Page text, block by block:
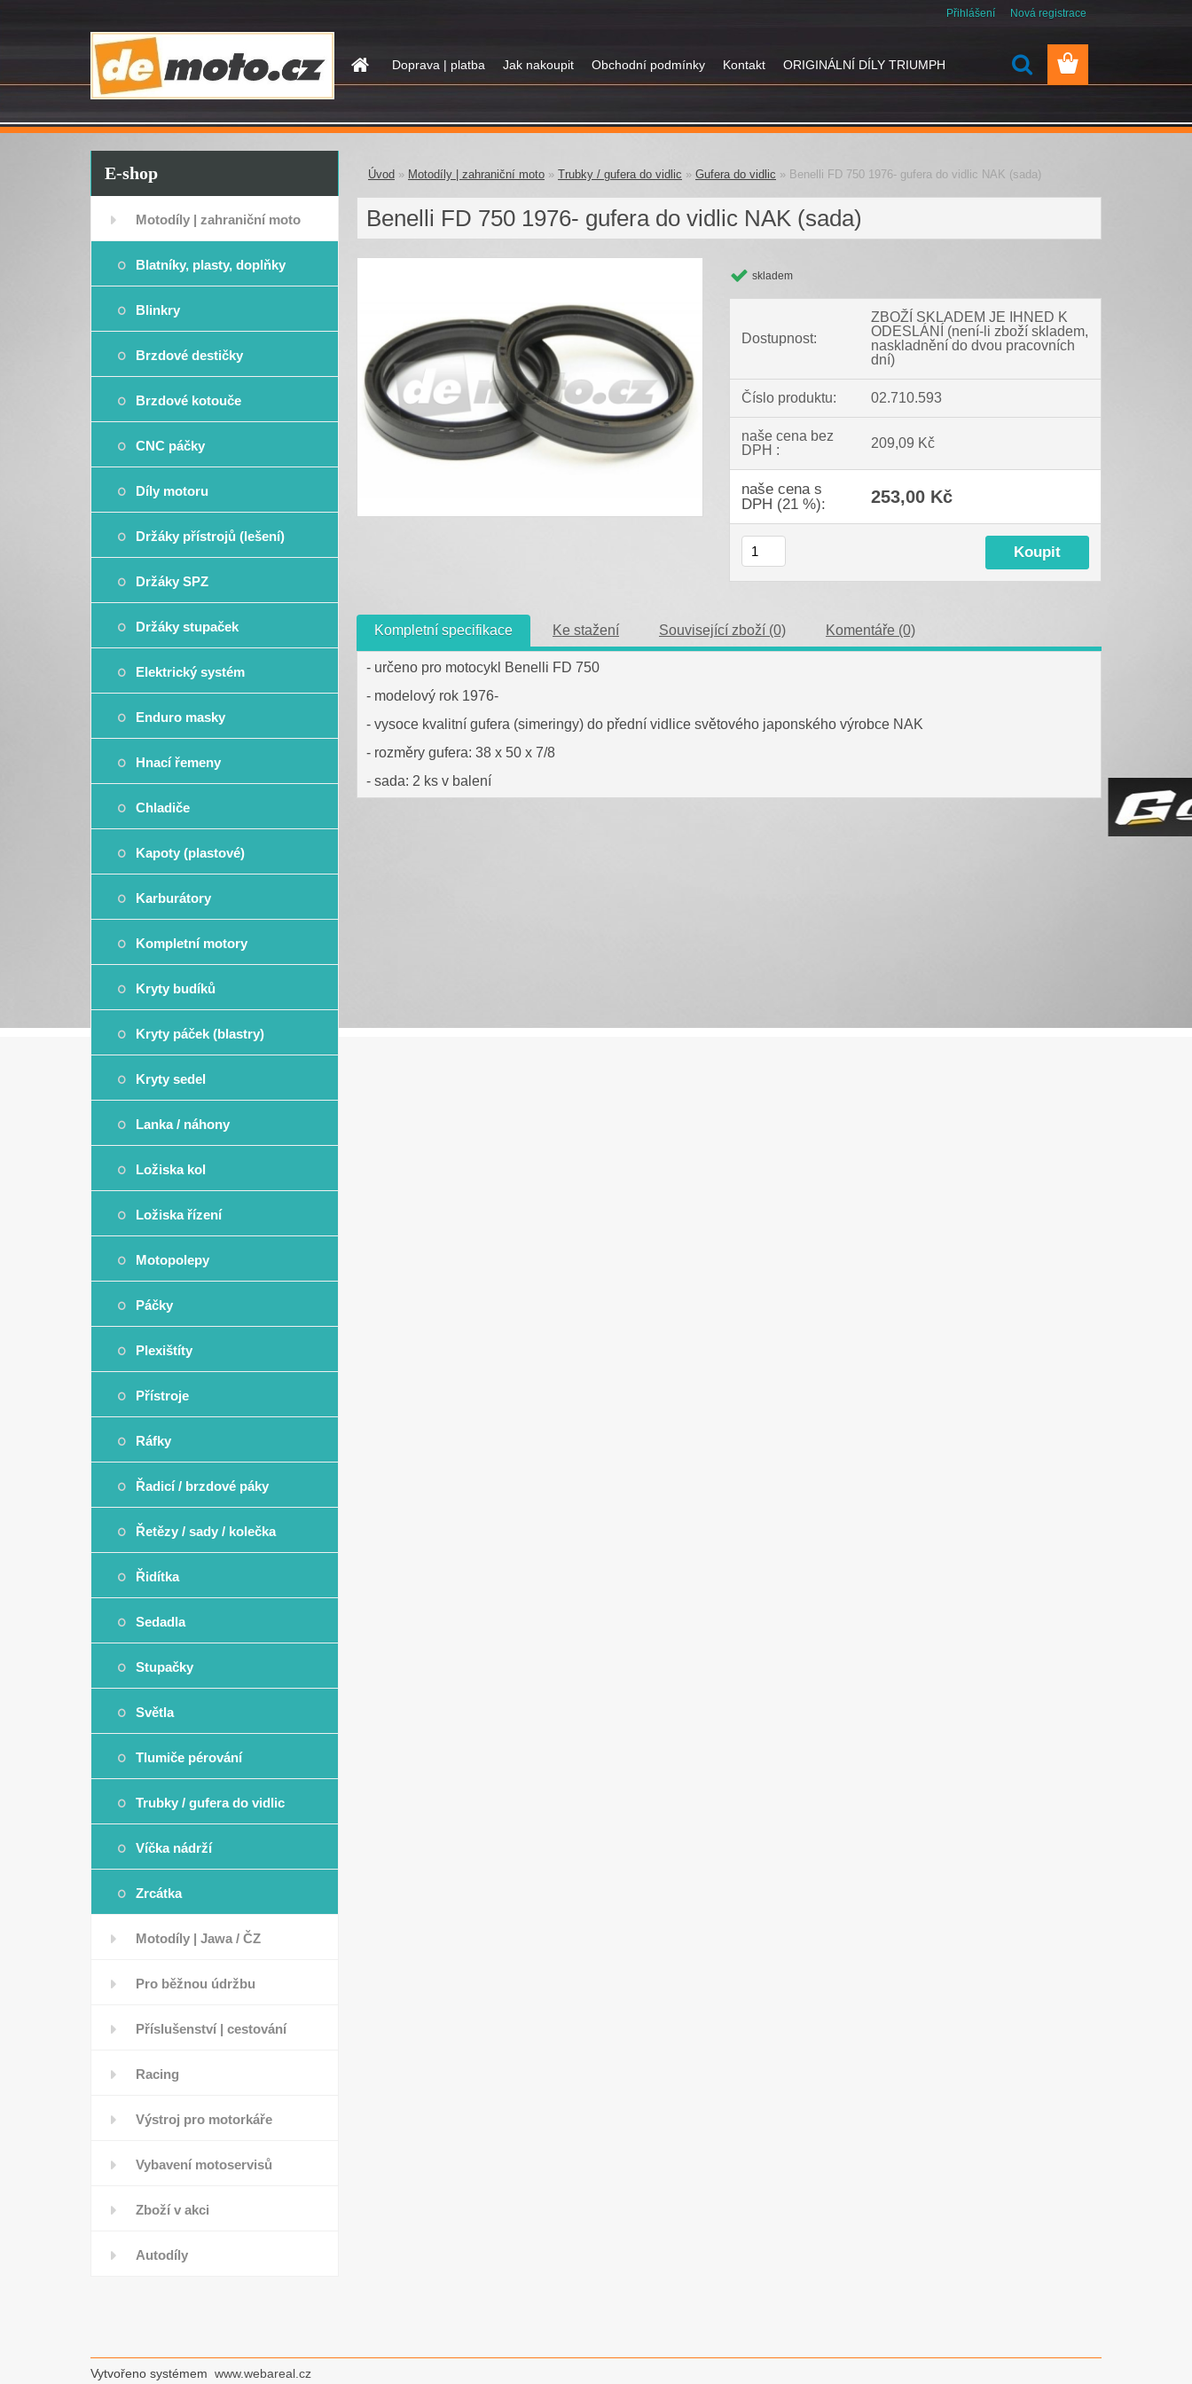
Doprava | platba Jak nakoupit Obchodní podmínky Kontakt ORIGINÁLNÍ DÍLY TRIUMPH
Přihlášení Nová registrace
E-shop
Motodíly | zahraniční moto
Blatníky, plasty, doplňky
Blinkry
Brzdové destičky
Brzdové kotouče
CNC páčky
Díly motoru
Držáky přístrojů (lešení)
Držáky SPZ
Držáky stupaček
Elektrický systém
Enduro masky
Hnací řemeny
Chladiče
Kapoty (plastové)
Karburátory
Kompletní motory
Kryty budíků
Kryty páček (blastry)
Kryty sedel
Lanka / náhony
Ložiska kol
Ložiska řízení
Motopolepy
Páčky
Plexištíty
Přístroje
Ráfky
Řadicí / brzdové páky
Řetězy / sady / kolečka
Řidítka
Sedadla
Stupačky
Světla
Tlumiče pérování
Trubky / gufera do vidlic
Víčka nádrží
Zrcátka
Motodíly | Jawa / ČZ
Pro běžnou údržbu
Příslušenství | cestování
Racing
Výstroj pro motorkáře
Vybavení motoservisů
Zboží v akci
Autodíly
Úvod » Motodíly | zahraniční moto » Trubky / gufera do vidlic » Gufera do vidlic » Benelli FD 750 1976- gufera do vidlic NAK (sada)
Benelli FD 750 1976- gufera do vidlic NAK (sada)
skladem
Dostupnost:
ZBOŽÍ SKLADEM JE IHNED K
ODESLÁNÍ (není-li zboží skladem,
naskladnění do dvou pracovních
dní)
Číslo produktu: 02.710.593
naše cena bez
DPH :
209,09 Kč
naše cena s
DPH (21 %):
253,00 Kč
Kompletní specifikace Ke stažení Související zboží (0) Komentáře (0)
- určeno pro motocykl Benelli FD 750
- modelový rok 1976-
- vysoce kvalitní gufera (simeringy) do přední vidlice světového japonského výrobce NAK
- rozměry gufera: 38 x 50 x 7/8
- sada: 2 ks v balení
Vytvořeno systémem www.webareal.cz